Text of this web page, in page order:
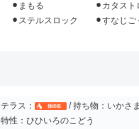
⚫︎まもる ⚫︎カタストロ
⚫︎ステルスロック ⚫︎すなじご
テラス：
/ 持ち物：いかさ
特性：ひひいろのこどう